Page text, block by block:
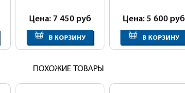
Цена: 7 450 руб
В КОРЗИНУ
Цена: 5 600 руб
В КОРЗИНУ
ПОХОЖИЕ ТОВАРЫ